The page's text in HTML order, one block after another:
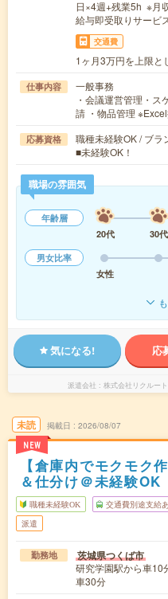
日×4週+残業5h ※月
給与即受取りサービ
交通費
1ヶ月3万円を上限と
仕事内容
一般事務
・会議運営管理・ス
請 ・物品管理
応募資格
職種未経験OK / ブラ
■未経験OK！
職場の雰囲気
年齢層
20代
30代
男女比率
女性
気になる! 応
派遣会社 株式会社リクルー
未読
NEW
掲載日 2026/08/07
【倉庫内でモクモク
＆仕分け＠未経験OK
職種未経験OK 交通費別途支給
派遣
勤務地 茨城県つくば市
研究学園駅から車10
車30分